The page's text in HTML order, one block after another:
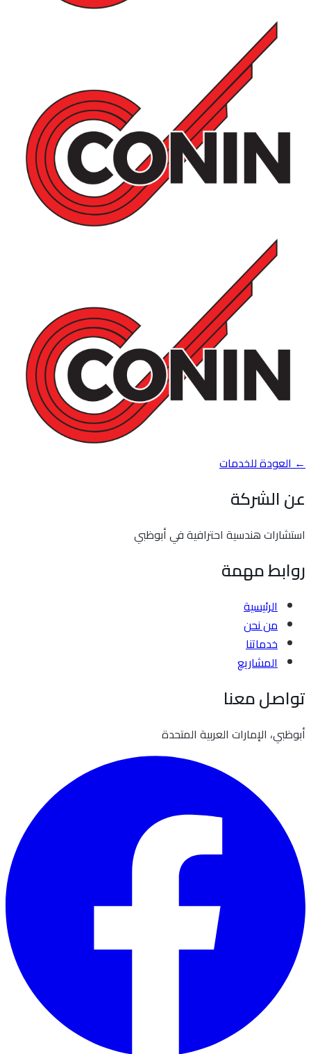
← العودة للخدمات
عن الشركة
استشارات هندسية احترافية في أبوظبي
روابط مهمة
الرئيسية
من نحن
خدماتنا
المشاريع
تواصل معنا
أبوظبي، الإمارات العربية المتحدة